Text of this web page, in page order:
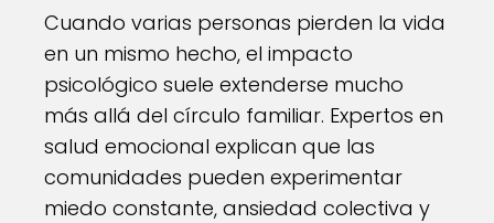
Cuando varias personas pierden la vida
en un mismo hecho, el impacto
psicológico suele extenderse mucho
más allá del círculo familiar. Expertos en
salud emocional explican que las
comunidades pueden experimentar
miedo constante, ansiedad colectiva y